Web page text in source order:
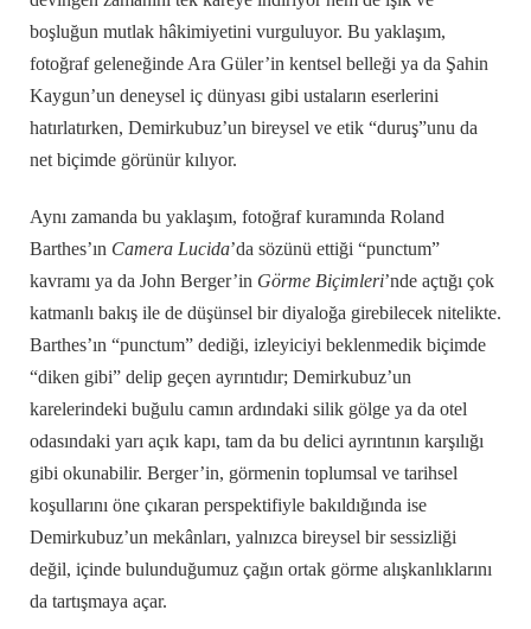
boşluğun mutlak hâkimiyetini vurguluyor. Bu yaklaşım,
fotoğraf geleneğinde Ara Güler’in kentsel belleği ya da Şahin
Kaygun’un deneysel iç dünyası gibi ustaların eserlerini
hatırlatırken, Demirkubuz’un bireysel ve etik “duruş”unu da
net biçimde görünür kılıyor.
Aynı zamanda bu yaklaşım, fotoğraf kuramında Roland
Barthes’ın Camera Lucida’da sözünü ettiği “punctum”
kavramı ya da John Berger’in Görme Biçimleri’nde açtığı çok
katmanlı bakış ile de düşünsel bir diyaloğa girebilecek nitelikte.
Barthes’ın “punctum” dediği, izleyiciyi beklenmedik biçimde
“diken gibi” delip geçen ayrıntıdır; Demirkubuz’un
karelerindeki buğulu camın ardındaki silik gölge ya da otel
odasındaki yarı açık kapı, tam da bu delici ayrıntının karşılığı
gibi okunabilir. Berger’in, görmenin toplumsal ve tarihsel
koşullarını öne çıkaran perspektifiyle bakıldığında ise
Demirkubuz’un mekânları, yalnızca bireysel bir sessizliği
değil, içinde bulunduğumuz çağın ortak görme alışkanlıklarını
da tartışmaya açar.